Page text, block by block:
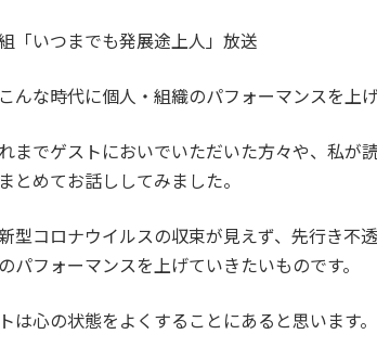
「いつまでも発展途上人」放送
んな時代に個人・組織のパフォーマンスを上
までゲストにおいでいただいた方々や、私が
とめてお話ししてみました。
型コロナウイルスの収束が見えず、先行き不
パフォーマンスを上げていきたいものです。
は心の状態をよくすることにあると思います。